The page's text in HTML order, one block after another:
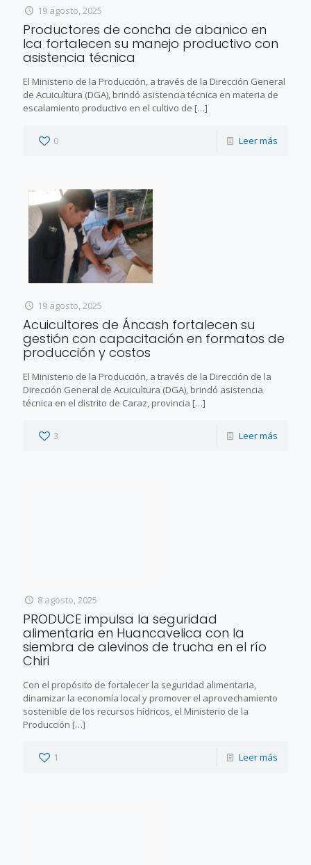
19 agosto, 2025
Productores de concha de abanico en
Ica fortalecen su manejo productivo con
asistencia técnica
El Ministerio de la Producción, a través de la Dirección General
de Acuicultura (DGA), brindó asistencia técnica en materia de
escalamiento productivo en el cultivo de […]
0 Leer más
19 agosto, 2025
Acuicultores de Áncash fortalecen su
gestión con capacitación en formatos de
producción y costos
El Ministerio de la Producción, a través de la Dirección de la
Dirección General de Acuicultura (DGA), brindó asistencia
técnica en el distrito de Caraz, provincia […]
3 Leer más
8 agosto, 2025
PRODUCE impulsa la seguridad
alimentaria en Huancavelica con la
siembra de alevinos de trucha en el río
Chiri
Con el propósito de fortalecer la seguridad alimentaria,
dinamizar la economía local y promover el aprovechamiento
sostenible de los recursos hídricos, el Ministerio de la
Producción […]
1 Leer más